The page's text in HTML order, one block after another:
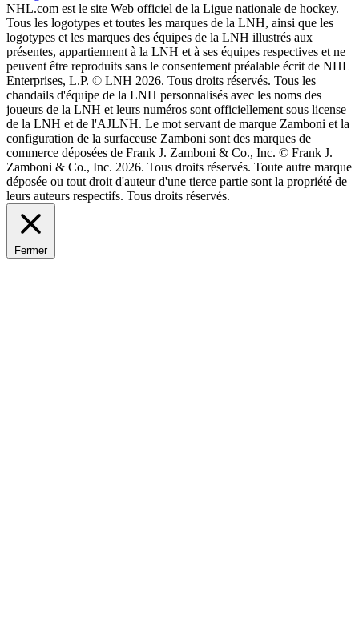
NHL.com est le site Web officiel de la Ligue nationale de hockey.
Tous les logotypes et toutes les marques de la LNH, ainsi que les
logotypes et les marques des équipes de la LNH illustrés aux
présentes, appartiennent à la LNH et à ses équipes respectives et ne
peuvent être reproduits sans le consentement préalable écrit de NHL
Enterprises, L.P. © LNH 2026. Tous droits réservés. Tous les
chandails d'équipe de la LNH personnalisés avec les noms des
joueurs de la LNH et leurs numéros sont officiellement sous license
de la LNH et de l'AJLNH. Le mot servant de marque Zamboni et la
configuration de la surfaceuse Zamboni sont des marques de
commerce déposées de Frank J. Zamboni & Co., Inc. © Frank J.
Zamboni & Co., Inc. 2026. Tous droits réservés. Toute autre marque
déposée ou tout droit d'auteur d'une tierce partie sont la propriété de
leurs auteurs respectifs. Tous droits réservés.
Fermer